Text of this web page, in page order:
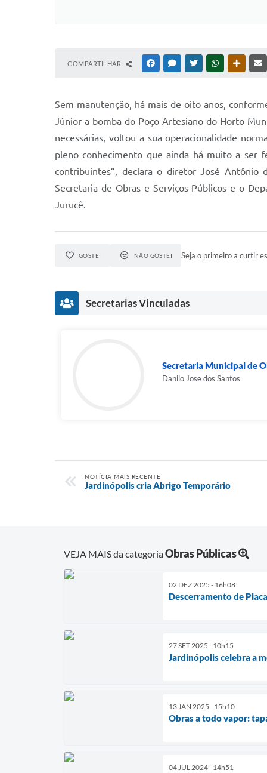
COMPARTILHAR FACEBOOKMESSENGER
TWITTERWHATSAPP
Sem manutenção, há mais de oito anos,
Júnior a bomba do Poço Artesiano do Horto
necessárias, voltou a sua operacionalidade
pleno conhecimento que ainda há muito a ser
contribuintes”, declara o diretor José Antônio
Secretaria de Obras e Serviços Públicos e o
Jurucê.
GOSTEI NÃO GOSTEI Seja o primeiro a curtir
Secretarias Vinculadas
Secretaria Municipal de
Danilo Jose dos Santos
NOTÍCIA MAIS RECENTE
Jardinópolis cria Abrigo Temporário
VEJA MAIS da categoriaObras Públicas
02 DEZ 2025 - 16h08
Descerramento de
27 SET 2025 - 10h15
Jardinópolis celebra a
13 JAN 2025 - 15h10
Obras a todo vapor:
04 JUL 2024 - 14h51